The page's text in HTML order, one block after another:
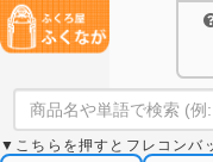
▼こちらを押すとフレコンバ